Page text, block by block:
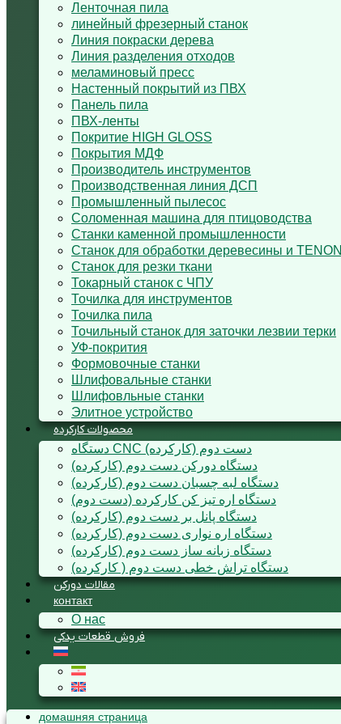
Ленточная пила
линейный фрезерный станок
Линия покраски дерева
Линия разделения отходов
меламиновый пресс
Настенный покрытий из ПВХ
Панель пила
ПВХ-ленты
Покритие HIGH GLOSS
Покрытия МДФ
Производитель инструментов
Производственная линия ДСП
Промышленный пылесос
Соломенная машина для птицоводства
Станки каменной промышленности
Станок для обработки деревесины и TENON
Станок для резки ткани
Токарный станок с ЧПУ
Точилка для инструментов
Точилка пила
Точильный станок для заточки лезвии терки
УФ-покрития
Формовочные станки
Шлифовальные станки
Шлифовльные станки
Элитное устройство
محصولات کارکرده
دستگاه CNC دست دوم (کارکرده)
دستگاه دورکن دست دوم (کارکرده)
دستگاه لبه چسبان دست دوم (کارکرده)
دستگاه اره تیز کن کارکرده (دست دوم)
دستگاه پانل بر دست دوم (کارکرده)
دستگاه اره نواری دست دوم (کارکرده)
دستگاه زبانه ساز دست دوم (کارکرده)
دستگاه تراش خطی دست دوم ( کارکرده)
مقالات دورکن
контакт
О нас
فروش قطعات یدکی
домашняя страница